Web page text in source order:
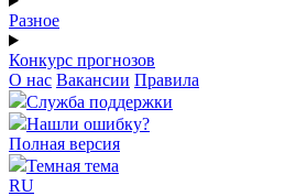
Разное
Конкурс прогнозов
О нас Вакансии Правила
Служба поддержки
Нашли ошибку?
Полная версия
Темная тема
RU